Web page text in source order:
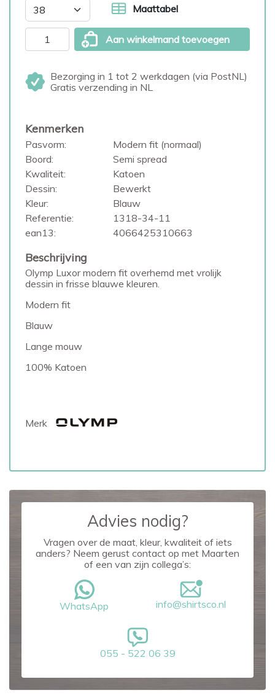
Maattabel
Aan winkelmand toevoegen
Bezorging in 1 tot 2 werkdagen (via PostNL)
Gratis verzending in NL
Kenmerken
Pasvorm:
Modern fit (normaal)
Boord:
Semi spread
Kwaliteit:
Katoen
Dessin:
Bewerkt
Kleur:
Blauw
Referentie:
1318-34-11
ean13:
4066425310663
Beschrijving
Olymp Luxor modern fit overhemd met vrolijk
dessin in frisse blauwe kleuren.
Modern fit
Blauw
Lange mouw
100% Katoen
Merk
Advies nodig?
Vragen over de maat, kleur, kwaliteit of iets
anders? Neem gerust contact op met Maarten
of een van zijn collega’s:
WhatsApp info@shirtsco.nl
055 - 522 06 39